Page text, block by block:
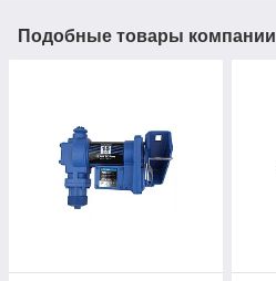
Подобные товары компании